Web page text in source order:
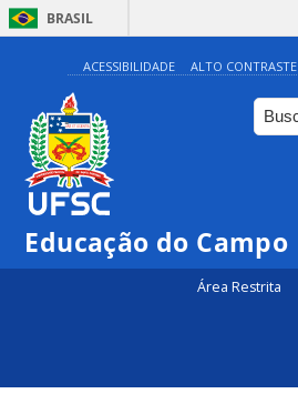
BRASIL
ACESSIBILIDADE ALTO CONTRASTE
Educação do Campo
Área Restrita